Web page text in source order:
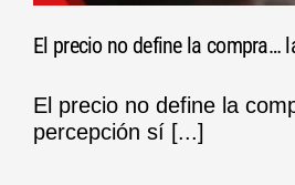
El precio no define la compra…
El precio no define la
percepción sí [...]